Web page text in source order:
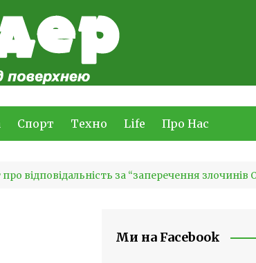
Спорт Техно Life Про Нас
відповідальність за “заперечення
Ми на Facebook